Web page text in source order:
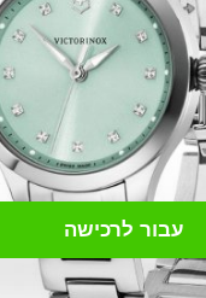
עבור לרכישה